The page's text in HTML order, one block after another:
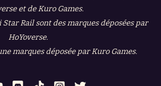
et de Kuro Games.
Rail sont des marques déposées par
HoYoverse.
marques déposée par Kuro Games.